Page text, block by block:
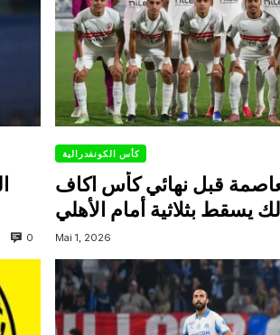
0
كأس الكونفدرالية
قبل نهائي كأس اكاف
Mai 1, 2026